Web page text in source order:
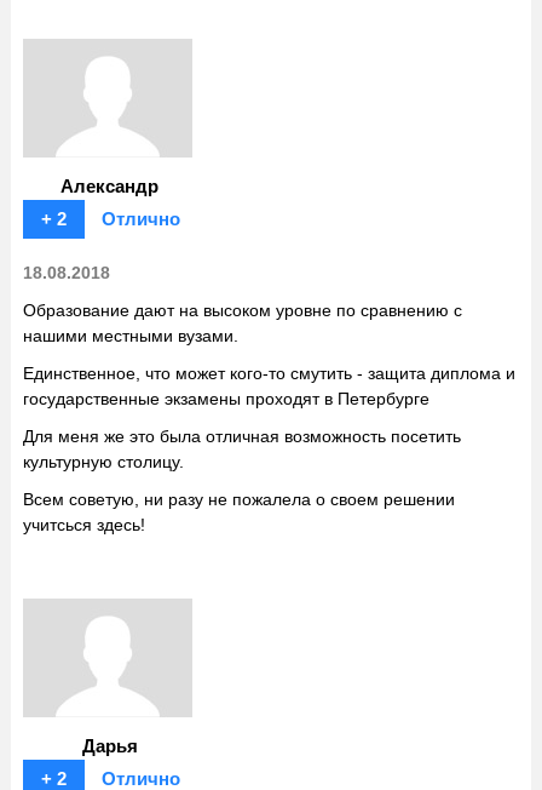
Александр
+ 2
Отлично
18.08.2018
Образование дают на высоком уровне по сравнению с
нашими местными вузами.
Единственное, что может кого-то смутить - защита диплома и
государственные экзамены проходят в Петербурге
Для меня же это была отличная возможность посетить
культурную столицу.
Всем советую, ни разу не пожалела о своем решении
учитсься здесь!
Дарья
+ 2
Отлично